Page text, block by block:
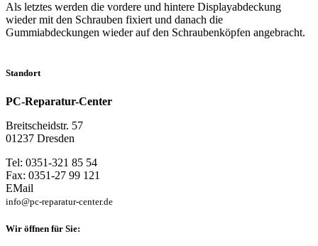
Als letztes werden die vordere und hintere Displayabdeckung
wieder mit den Schrauben fixiert und danach die
Gummiabdeckungen wieder auf den Schraubenköpfen angebracht.
Standort
PC-Reparatur-Center
Breitscheidstr. 57
01237 Dresden
Tel: 0351-321 85 54
Fax: 0351-27 99 121
EMail
info@pc-reparatur-center.de
Wir öffnen für Sie: